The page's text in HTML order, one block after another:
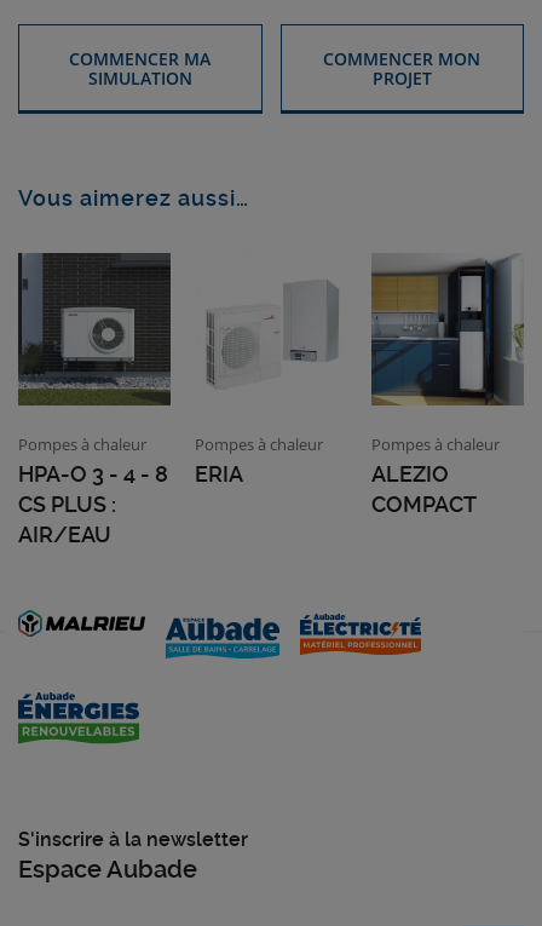
COMMENCER MA
SIMULATION
COMMENCER MON
PROJET
Vous aimerez aussi…
Pompes à chaleur
HPA-O 3 - 4 - 8
CS PLUS :
AIR/EAU
Pompes à chaleur
ERIA
Pompes à chaleur
ALEZIO
COMPACT
S'inscrire à la newsletter
Espace Aubade